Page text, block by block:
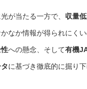
が当たる一方で、 収量
なか情報が得られにく
への懸念、そして有機
に基づき徹底的に掘り下